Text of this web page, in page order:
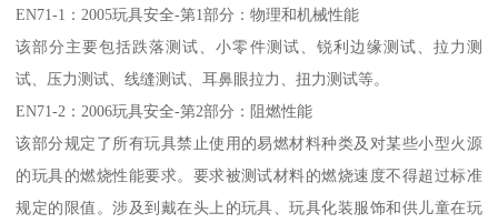
EN71-1：2005玩具安全-第1部分：物理和机械性能
该部分主要包括跌落测试、小零件测试、锐利边缘测试、拉力测
试、压力测试、线缝测试、耳鼻眼拉力、扭力测试等。
EN71-2：2006玩具安全-第2部分：阻燃性能
该部分规定了所有玩具禁止使用的易燃材料种类及对某些小型火源
的玩具的燃烧性能要求。要求被测试材料的燃烧速度不得超过标准
规定的限值。涉及到戴在头上的玩具、玩具化装服饰和供儿童在玩